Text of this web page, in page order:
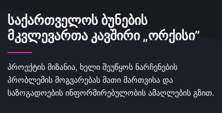
ᲡᲐᲥᲐᲠᲗᲕᲔᲚᲝᲡ ᲑᲣᲜᲔᲑᲘᲡ
ᲛᲙᲕᲚᲔᲕᲐᲠᲗᲐ ᲙᲐᲕᲨᲘᲠᲘ „ᲝᲠᲥᲘᲡᲘ”
პროექტის მიზანია, ხელი შეუწყოს ნარჩენების
პრობლემის მოგვარებას მათი მართვისა და
საზოგადოების ინფორმირებულობის ამაღლების გზით.